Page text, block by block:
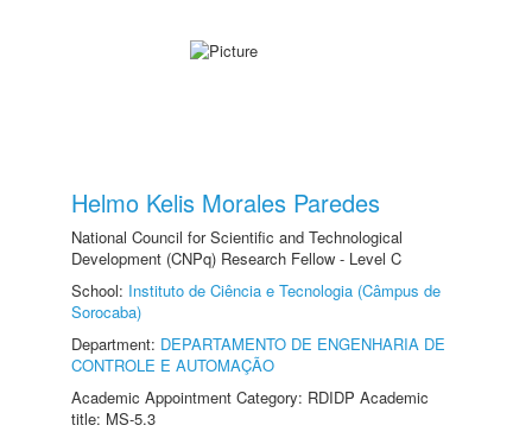
Helmo Kelis Morales Paredes
National Council for Scientific and Technological
Development (CNPq) Research Fellow - Level C
School: Instituto de Ciência e Tecnologia (Câmpus de
Sorocaba)
Department: DEPARTAMENTO DE ENGENHARIA DE
CONTROLE E AUTOMAÇÃO
Academic Appointment Category: RDIDP Academic
title: MS-5.3